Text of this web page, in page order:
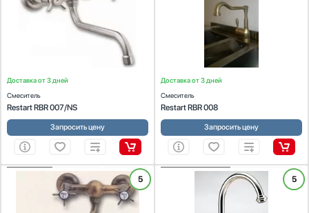
Количество монтажных отверстий
Аэратор
Есть
Выдвижной излив
Есть
Найдено26товаров
Материал покрытия:
Доставка от 3 дней
Смеситель
Restart RBR 007/NS
Запросить цену
Материал покрытия:
Доставка от 3 дней
Смеситель
Restart RBR 008
Запросить цену
ХАРАКТЕРИСТИКИ
латунь
Материал покрытия:
латунь
5 ХАРАКТЕРИСТИКИ 5